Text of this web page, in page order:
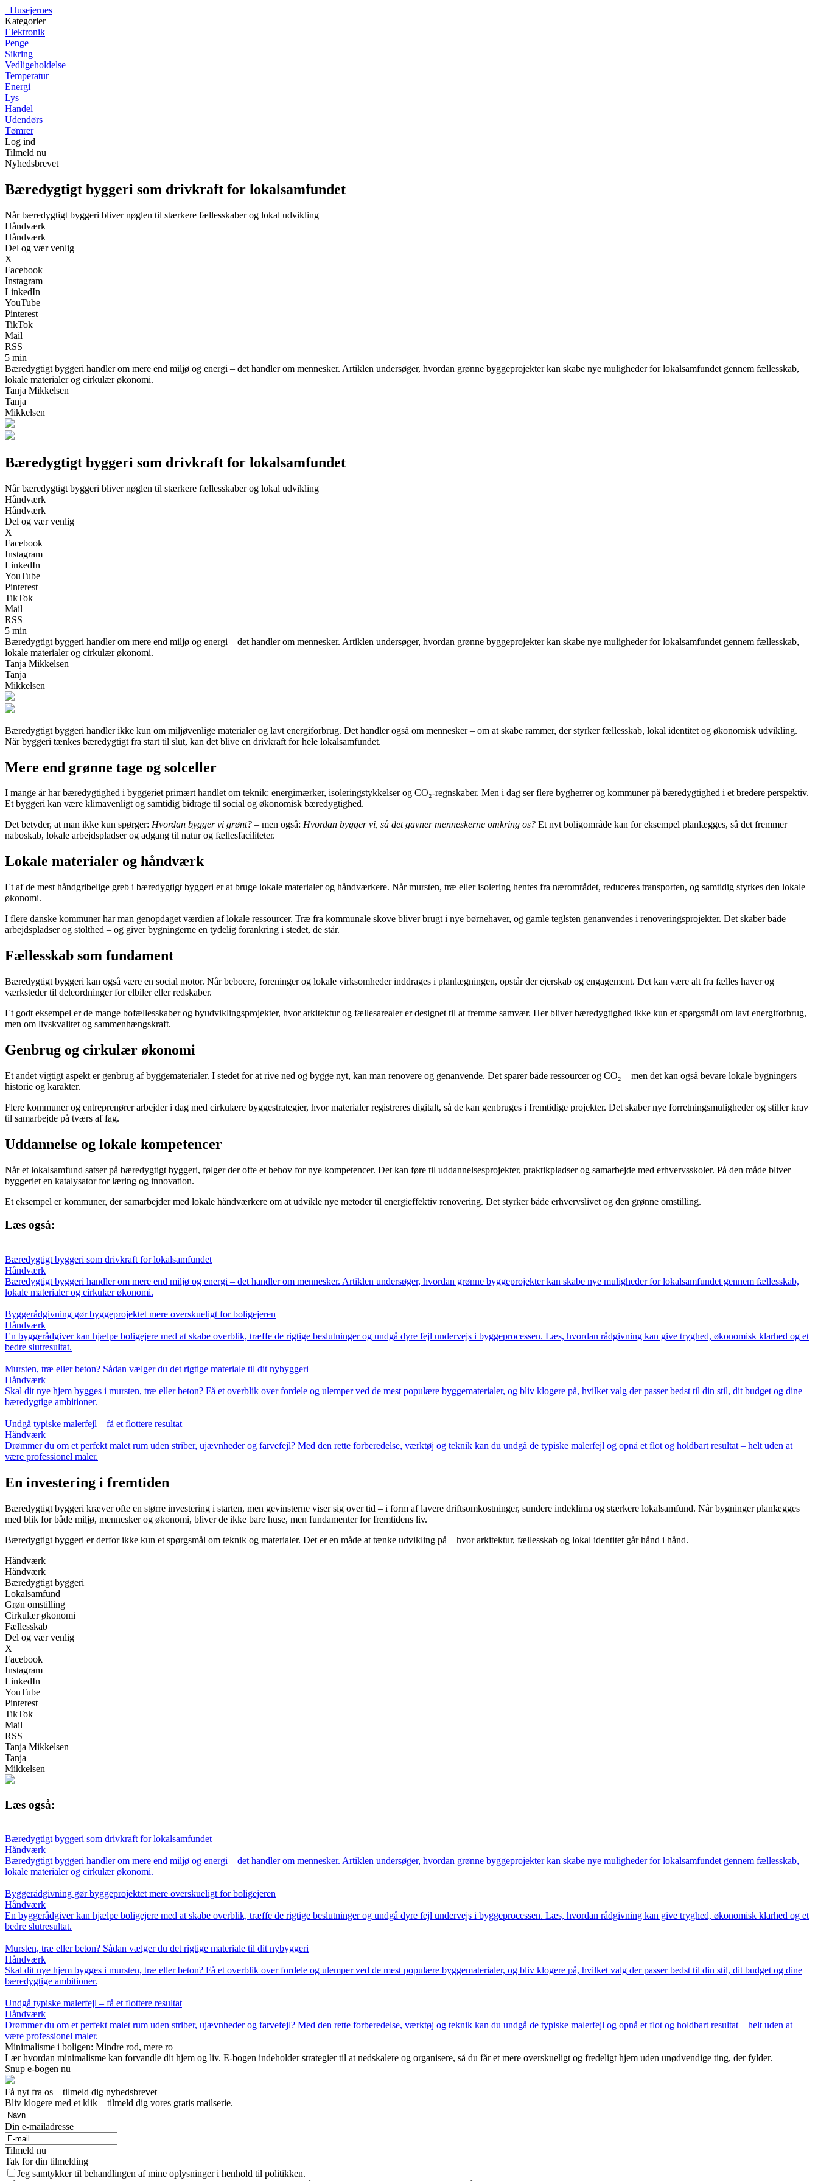
Husejernes
Kategorier
Elektronik
Penge
Sikring
Vedligeholdelse
Temperatur
Energi
Lys
Handel
Udendørs
Tømrer
Log ind
Tilmeld nu
Nyhedsbrevet
Bæredygtigt byggeri som drivkraft for lokalsamfundet
Når bæredygtigt byggeri bliver nøglen til stærkere fællesskaber og lokal udvikling
Håndværk
Håndværk
Del og vær venlig
X
Facebook
Instagram
LinkedIn
YouTube
Pinterest
TikTok
Mail
RSS
5 min
Bæredygtigt byggeri handler om mere end miljø og energi – det handler om mennesker. Artiklen undersøger, hvordan grønne byggeprojekter kan skabe nye muligheder for lokalsamfundet gennem fællesskab,
lokale materialer og cirkulær økonomi.
Tanja Mikkelsen
Tanja
Mikkelsen
Bæredygtigt byggeri som drivkraft for lokalsamfundet
Når bæredygtigt byggeri bliver nøglen til stærkere fællesskaber og lokal udvikling
Håndværk
Håndværk
Del og vær venlig
X
Facebook
Instagram
LinkedIn
YouTube
Pinterest
TikTok
Mail
RSS
5 min
Bæredygtigt byggeri handler om mere end miljø og energi – det handler om mennesker. Artiklen undersøger, hvordan grønne byggeprojekter kan skabe nye muligheder for lokalsamfundet gennem fællesskab,
lokale materialer og cirkulær økonomi.
Tanja Mikkelsen
Tanja
Mikkelsen
Bæredygtigt byggeri handler ikke kun om miljøvenlige materialer og lavt energiforbrug. Det handler også om mennesker – om at skabe rammer, der styrker fællesskab, lokal identitet og økonomisk udvikling.
Når byggeri tænkes bæredygtigt fra start til slut, kan det blive en drivkraft for hele lokalsamfundet.
Mere end grønne tage og solceller
I mange år har bæredygtighed i byggeriet primært handlet om teknik: energimærker, isoleringstykkelser og CO₂-regnskaber. Men i dag ser flere bygherrer og kommuner på bæredygtighed i et bredere perspektiv.
Et byggeri kan være klimavenligt og samtidig bidrage til social og økonomisk bæredygtighed.
Det betyder, at man ikke kun spørger: Hvordan bygger vi grønt? – men også: Hvordan bygger vi, så det gavner menneskerne omkring os? Et nyt boligområde kan for eksempel planlægges, så det fremmer
naboskab, lokale arbejdspladser og adgang til natur og fællesfaciliteter.
Lokale materialer og håndværk
Et af de mest håndgribelige greb i bæredygtigt byggeri er at bruge lokale materialer og håndværkere. Når mursten, træ eller isolering hentes fra nærområdet, reduceres transporten, og samtidig styrkes den lokale
økonomi.
I flere danske kommuner har man genopdaget værdien af lokale ressourcer. Træ fra kommunale skove bliver brugt i nye børnehaver, og gamle teglsten genanvendes i renoveringsprojekter. Det skaber både
arbejdspladser og stolthed – og giver bygningerne en tydelig forankring i stedet, de står.
Fællesskab som fundament
Bæredygtigt byggeri kan også være en social motor. Når beboere, foreninger og lokale virksomheder inddrages i planlægningen, opstår der ejerskab og engagement. Det kan være alt fra fælles haver og
værksteder til deleordninger for elbiler eller redskaber.
Et godt eksempel er de mange bofællesskaber og byudviklingsprojekter, hvor arkitektur og fællesarealer er designet til at fremme samvær. Her bliver bæredygtighed ikke kun et spørgsmål om lavt energiforbrug,
men om livskvalitet og sammenhængskraft.
Genbrug og cirkulær økonomi
Et andet vigtigt aspekt er genbrug af byggematerialer. I stedet for at rive ned og bygge nyt, kan man renovere og genanvende. Det sparer både ressourcer og CO₂ – men det kan også bevare lokale bygningers
historie og karakter.
Flere kommuner og entreprenører arbejder i dag med cirkulære byggestrategier, hvor materialer registreres digitalt, så de kan genbruges i fremtidige projekter. Det skaber nye forretningsmuligheder og stiller krav
til samarbejde på tværs af fag.
Uddannelse og lokale kompetencer
Når et lokalsamfund satser på bæredygtigt byggeri, følger der ofte et behov for nye kompetencer. Det kan føre til uddannelsesprojekter, praktikpladser og samarbejde med erhvervsskoler. På den måde bliver
byggeriet en katalysator for læring og innovation.
Et eksempel er kommuner, der samarbejder med lokale håndværkere om at udvikle nye metoder til energieffektiv renovering. Det styrker både erhvervslivet og den grønne omstilling.
Læs også:
Bæredygtigt byggeri som drivkraft for lokalsamfundet
Håndværk
Bæredygtigt byggeri handler om mere end miljø og energi – det handler om mennesker. Artiklen undersøger, hvordan grønne byggeprojekter kan skabe nye muligheder for lokalsamfundet gennem fællesskab,
lokale materialer og cirkulær økonomi.
Byggerådgivning gør byggeprojektet mere overskueligt for boligejeren
Håndværk
En byggerådgiver kan hjælpe boligejere med at skabe overblik, træffe de rigtige beslutninger og undgå dyre fejl undervejs i byggeprocessen. Læs, hvordan rådgivning kan give tryghed, økonomisk klarhed og et
bedre slutresultat.
Mursten, træ eller beton? Sådan vælger du det rigtige materiale til dit nybyggeri
Håndværk
Skal dit nye hjem bygges i mursten, træ eller beton? Få et overblik over fordele og ulemper ved de mest populære byggematerialer, og bliv klogere på, hvilket valg der passer bedst til din stil, dit budget og dine
bæredygtige ambitioner.
Undgå typiske malerfejl – få et flottere resultat
Håndværk
Drømmer du om et perfekt malet rum uden striber, ujævnheder og farvefejl? Med den rette forberedelse, værktøj og teknik kan du undgå de typiske malerfejl og opnå et flot og holdbart resultat – helt uden at
være professionel maler.
En investering i fremtiden
Bæredygtigt byggeri kræver ofte en større investering i starten, men gevinsterne viser sig over tid – i form af lavere driftsomkostninger, sundere indeklima og stærkere lokalsamfund. Når bygninger planlægges
med blik for både miljø, mennesker og økonomi, bliver de ikke bare huse, men fundamenter for fremtidens liv.
Bæredygtigt byggeri er derfor ikke kun et spørgsmål om teknik og materialer. Det er en måde at tænke udvikling på – hvor arkitektur, fællesskab og lokal identitet går hånd i hånd.
Håndværk
Håndværk
Bæredygtigt byggeri
Lokalsamfund
Grøn omstilling
Cirkulær økonomi
Fællesskab
Del og vær venlig
X
Facebook
Instagram
LinkedIn
YouTube
Pinterest
TikTok
Mail
RSS
Tanja Mikkelsen
Tanja
Mikkelsen
Læs også:
Bæredygtigt byggeri som drivkraft for lokalsamfundet
Håndværk
Bæredygtigt byggeri handler om mere end miljø og energi – det handler om mennesker. Artiklen undersøger, hvordan grønne byggeprojekter kan skabe nye muligheder for lokalsamfundet gennem fællesskab,
lokale materialer og cirkulær økonomi.
Byggerådgivning gør byggeprojektet mere overskueligt for boligejeren
Håndværk
En byggerådgiver kan hjælpe boligejere med at skabe overblik, træffe de rigtige beslutninger og undgå dyre fejl undervejs i byggeprocessen. Læs, hvordan rådgivning kan give tryghed, økonomisk klarhed og et
bedre slutresultat.
Mursten, træ eller beton? Sådan vælger du det rigtige materiale til dit nybyggeri
Håndværk
Skal dit nye hjem bygges i mursten, træ eller beton? Få et overblik over fordele og ulemper ved de mest populære byggematerialer, og bliv klogere på, hvilket valg der passer bedst til din stil, dit budget og dine
bæredygtige ambitioner.
Undgå typiske malerfejl – få et flottere resultat
Håndværk
Drømmer du om et perfekt malet rum uden striber, ujævnheder og farvefejl? Med den rette forberedelse, værktøj og teknik kan du undgå de typiske malerfejl og opnå et flot og holdbart resultat – helt uden at
være professionel maler.
Minimalisme i boligen: Mindre rod, mere ro
Lær hvordan minimalisme kan forvandle dit hjem og liv. E-bogen indeholder strategier til at nedskalere og organisere, så du får et mere overskueligt og fredeligt hjem uden unødvendige ting, der fylder.
Snup e-bogen nu
Få nyt fra os – tilmeld dig nyhedsbrevet
Bliv klogere med et klik – tilmeld dig vores gratis mailserie.
Din e-mailadresse
Tilmeld nu
Tak for din tilmelding
Jeg samtykker til behandlingen af mine oplysninger i henhold til politikken.